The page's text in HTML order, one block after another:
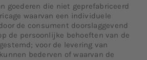
goederen die niet geprefabriceerd
waarvan een individuele
de consument doorslaggevend
de persoonlijke behoeften van de
voor de levering van
bederven of waarvan de